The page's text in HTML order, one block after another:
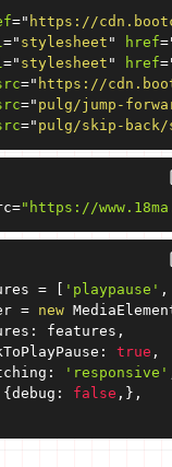
=" https://
=" stylesheet " href=
=" stylesheet " href=
=" https://
=" pulg/jump-
=" pulg/skip-back/
="https://
= 'playpause' ,
= new
: features ,
: true ,
: 'responsive'
{ debug : false , } ,